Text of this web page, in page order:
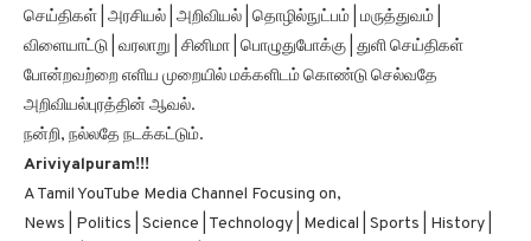
செய்திகள் | அரசியல் | அறிவியல் | தொழில்நுட்பம் | மருத்துவம் |
விளையாட்டு | வரலாறு | சினிமா | பொழுதுபோக்கு | துளி செய்திகள்
போன்றவற்றை எளிய முறையில் மக்களிடம் கொண்டு செல்வதே
அறிவியல்புரத்தின் ஆவல்.
நன்றி, நல்லதே நடக்கட்டும்.
Ariviyalpuram!!!
A Tamil YouTube Media Channel Focusing on,
News | Politics | Science | Technology | Medical | Sports | History |